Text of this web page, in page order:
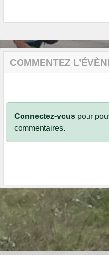
COMMENTEZ
Connectez-vous pour
commentaires.